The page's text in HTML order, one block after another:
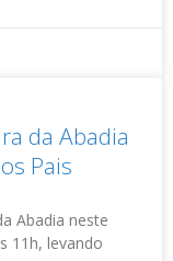
da Abadia
Pais
Abadia neste
11h, levando